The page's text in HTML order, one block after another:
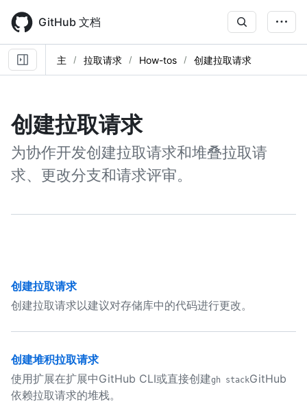
main
content
GitHub 文档
主 拉取请求 How-tos 创建拉取请求
创建拉取请求
为协作开发创建拉取请求和堆叠拉取请
求、更改分支和请求评审。
创建拉取请求
创建拉取请求以建议对存储库中的代码进行更改。
创建堆积拉取请求
使用扩展在扩展中GitHub CLI或直接创建gh stackGitHub
依赖拉取请求的堆栈。